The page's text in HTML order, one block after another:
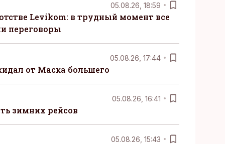
05.08.26, 18:59
Levikom: в трудный момент все
переговоры
05.08.26, 17:44
от Маска большего
05.08.26, 16:41
зимних рейсов
05.08.26, 15:43